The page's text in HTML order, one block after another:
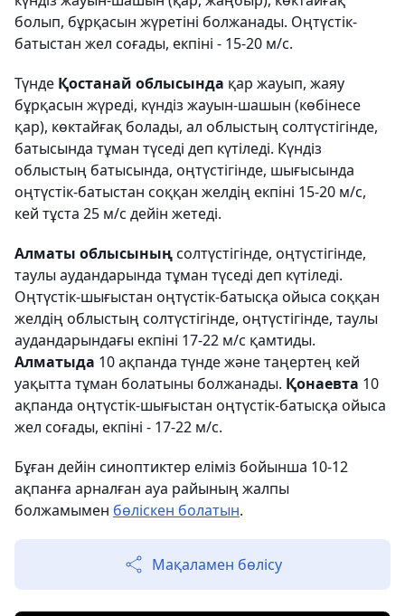
болып, бұрқасын жүретіні болжанады. Оңтүстік-
батыстан жел соғады, екпіні - 15-20 м/с.
Түнде Қостанай облысында қар жауып, жаяу
бұрқасын жүреді, күндіз жауын-шашын (көбінесе
қар), көктайғақ болады, ал облыстың солтүстігінде,
батысында тұман түседі деп күтіледі. Күндіз
облыстың батысында, оңтүстігінде, шығысында
оңтүстік-батыстан соққан желдің екпіні 15-20 м/с,
кей тұста 25 м/с дейін жетеді.
Алматы облысыныңсолтүстігінде, оңтүстігінде,
таулы аудандарында тұман түседі деп күтіледі.
Оңтүстік-шығыстан оңтүстік-батысқа ойыса соққан
желдің облыстың солтүстігінде, оңтүстігінде, таулы
аудандарындағы екпіні 17-22 м/с қамтиды.
Алматыда 10 ақпанда түнде және таңертең кей
уақытта тұман болатыны болжанады. Қонаевта 10
ақпанда оңтүстік-шығыстан оңтүстік-батысқа ойыса
жел соғады, екпіні - 17-22 м/с.
Бұған дейін синоптиктер еліміз бойынша 10-12
ақпанға арналған ауа райының жалпы
болжамымен бөліскен болатын.
Мақаламен бөлісу